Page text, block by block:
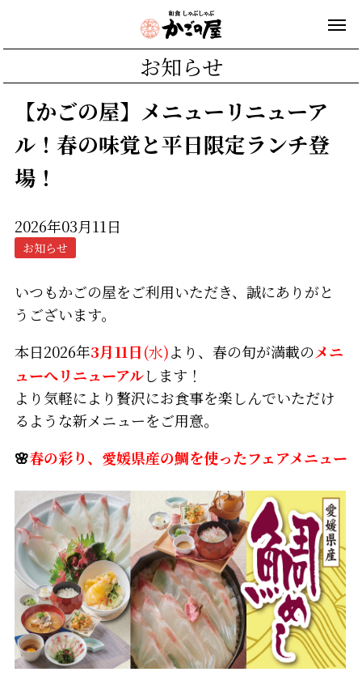
お知らせ
【かごの屋】メニューリニューア
ル！春の味覚と平日限定ランチ登
場！
2026年03月11日
お知らせ
いつもかごの屋をご利用いただき、誠にありがと
うございます。
本日2026年3月11日(水)より、春の旬が満載のメニ
ューへリニューアルします！
より気軽により贅沢にお食事を楽しんでいただけ
るような新メニューをご用意。
🌸春の彩り、愛媛県産の鯛を使ったフェアメニュー